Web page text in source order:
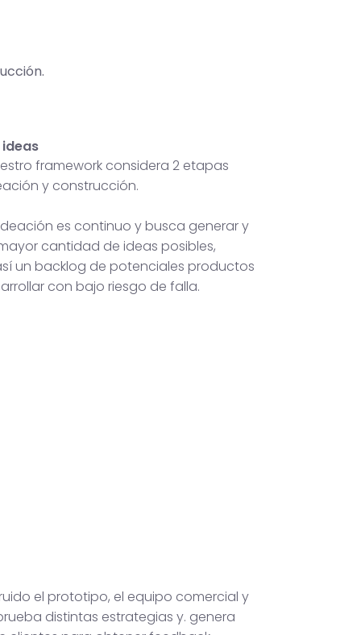
framework considera 2 etapas
y construcción.
es continuo y busca generar y
cantidad de ideas posibles,
un backlog de potenciales productos
con bajo riesgo de falla.
el prototipo, el equipo comercial y
distintas estrategias y. genera